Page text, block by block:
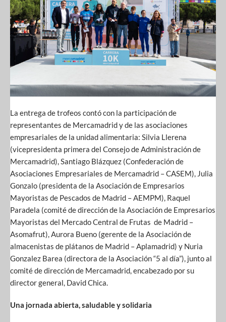
La entrega de trofeos contó con la participación de
representantes de Mercamadrid y de las asociaciones
empresariales de la unidad alimentaria: Silvia Llerena
(vicepresidenta primera del Consejo de Administración de
Mercamadrid), Santiago Blázquez (Confederación de
Asociaciones Empresariales de Mercamadrid – CASEM), Julia
Gonzalo (presidenta de la Asociación de Empresarios
Mayoristas de Pescados de Madrid – AEMPM), Raquel
Paradela (comité de dirección de la Asociación de Empresarios
Mayoristas del Mercado Central de Frutas de Madrid –
Asomafrut), Aurora Bueno (gerente de la Asociación de
almacenistas de plátanos de Madrid – Aplamadrid) y Nuria
Gonzalez Barea (directora de la Asociación “5 al día”), junto al
comité de dirección de Mercamadrid, encabezado por su
director general, David Chica.
Una jornada abierta, saludable y solidaria